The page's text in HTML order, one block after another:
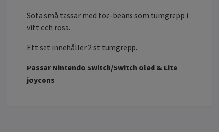
Söta små tassar med toe-beans som tumgrepp i
vitt och rosa.
Ett set innehåller 2 st tumgrepp.
Passar Nintendo Switch/Switch oled & Lite
joycons